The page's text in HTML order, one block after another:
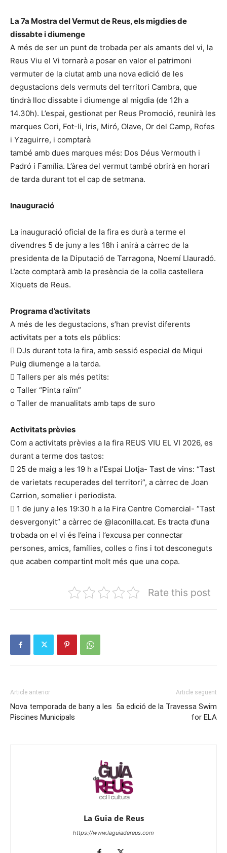
La 7a Mostra del Vermut de Reus, els migdies de
dissabte i diumenge
A més de ser un punt de trobada per als amants del vi, la
Reus Viu el Vi tornarà a posar en valor el patrimoni
vermuter de la ciutat amb una nova edició de les
degustacions dels vermuts del territori Cambra, que
tindrà lloc dissabte i diumenge al migdia (de 12h a
14.30h). L’espai, gestionat per Reus Promoció, reunirà les
marques Cori, Fot-li, Iris, Miró, Olave, Or del Camp, Rofes
i Yzaguirre, i comptarà
també amb dues marques més: Dos Déus Vermouth i
Padró i Família. L’àrea del vermut també obrirà en horari
de tarda durant tot el cap de setmana.
Inauguració
La inauguració oficial de la fira es durà a terme el
divendres 5 de juny a les 18h i anirà a càrrec de la
presidenta de la Diputació de Tarragona, Noemí Llauradó.
L’acte comptarà amb la presència de la colla castellera
Xiquets de Reus.
Programa d’activitats
A més de les degustacions, s’han previst diferents
activitats per a tots els públics:
 DJs durant tota la fira, amb sessió especial de Miqui
Puig diumenge a la tarda.
 Tallers per als més petits:
o Taller “Pinta raïm”
o Taller de manualitats amb taps de suro
Activitats prèvies
Com a activitats prèvies a la fira REUS VIU EL VI 2026, es
durant a terme dos tastos:
 25 de maig a les 19 h a l’Espai Llotja- Tast de vins: “Tast
de varietats recuperades del territori”, a càrrec de Joan
Carrion, somelier i periodista.
 1 de juny a les 19:30 h a la Fira Centre Comercial- “Tast
desvergonyit” a càrrec de @laconilla.cat. Es tracta d’una
trobada on el vi és l’eina i l’excusa per connectar
persones, amics, famílies, colles o fins i tot desconeguts
que acaben compartint molt més que una copa.
Rate this post
Article anterior
Nova temporada de bany a les
Piscines Municipals
Article següent
5a edició de la Travessa Swim
for ELA
La Guia de Reus
https://www.laguiadereus.com